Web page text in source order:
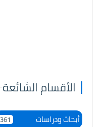
الأقسام الشائعة
أبحاث ودراسات 361